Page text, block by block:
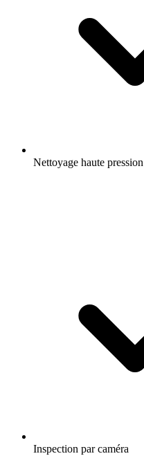
Nettoyage haute pression
Inspection par caméra